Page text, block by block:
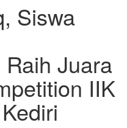
Siswa
Juara
IIK